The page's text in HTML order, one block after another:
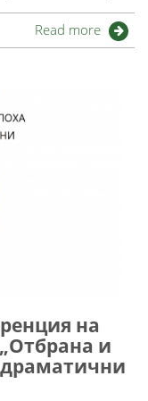
Read more
на
и
драматични